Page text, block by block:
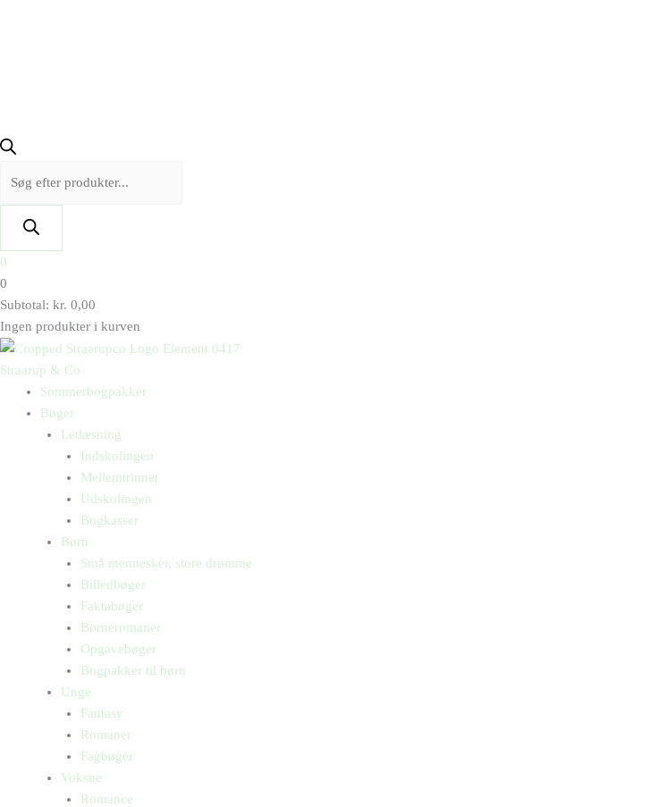
0
0
Subtotal: kr. 0,00
Ingen produkter i kurven
Straarup & Co
Sommerbogpakker
Bøger
Letlæsning
Indskolingen
Mellemtrinnet
Udskolingen
Bogkasser
Børn
Små mennesker, store drømme
Billedbøger
Faktabøger
Børneromaner
Opgavebøger
Bogpakker til børn
Unge
Fantasy
Romaner
Fagbøger
Voksne
Romance